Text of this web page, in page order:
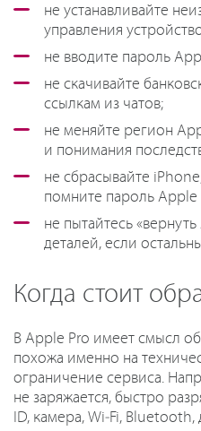
не устанавливайте
управления
не вводите пароль
не скачивайте
ссылкам из чатов;
не меняйте регион
и понимания
не сбрасывайте
помните пароль Apple
не пытайтесь
деталей, если
Когда стоит
В Apple Pro имеет смысл
похожа именно на
ограничение сервиса.
не заряжается, быстро
ID, камера, Wi‑Fi,